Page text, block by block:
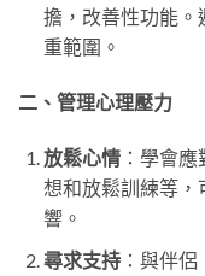
擔，改善性功能。
重範圍。
二、管理心理壓力
放鬆心情：學會應
想和放鬆訓練等，
響。
尋求支持：與伴侶